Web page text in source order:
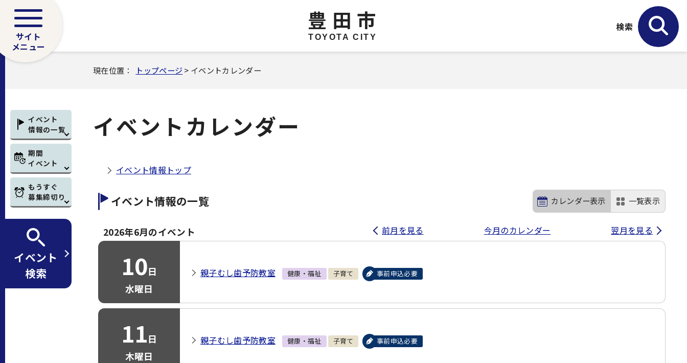
豊田市
TOYOTA CITY
サイト
メニュー
検索
現在位置： トップページ > イベントカレンダー
イベントカレンダー
イベント情報トップ
イベント
情報の一覧
期間
イベント
もうすぐ
募集締切り
イベント
検索
イベント情報の一覧 カレンダー表示 一覧表示
前月を見る 今月のカレンダー 翌月を見る
2026年6月のイベント
10日
水曜日
親子むし歯予防教室 健康・福祉 子育て 事前申込必要
11日
木曜日
親子むし歯予防教室 健康・福祉 子育て 事前申込必要